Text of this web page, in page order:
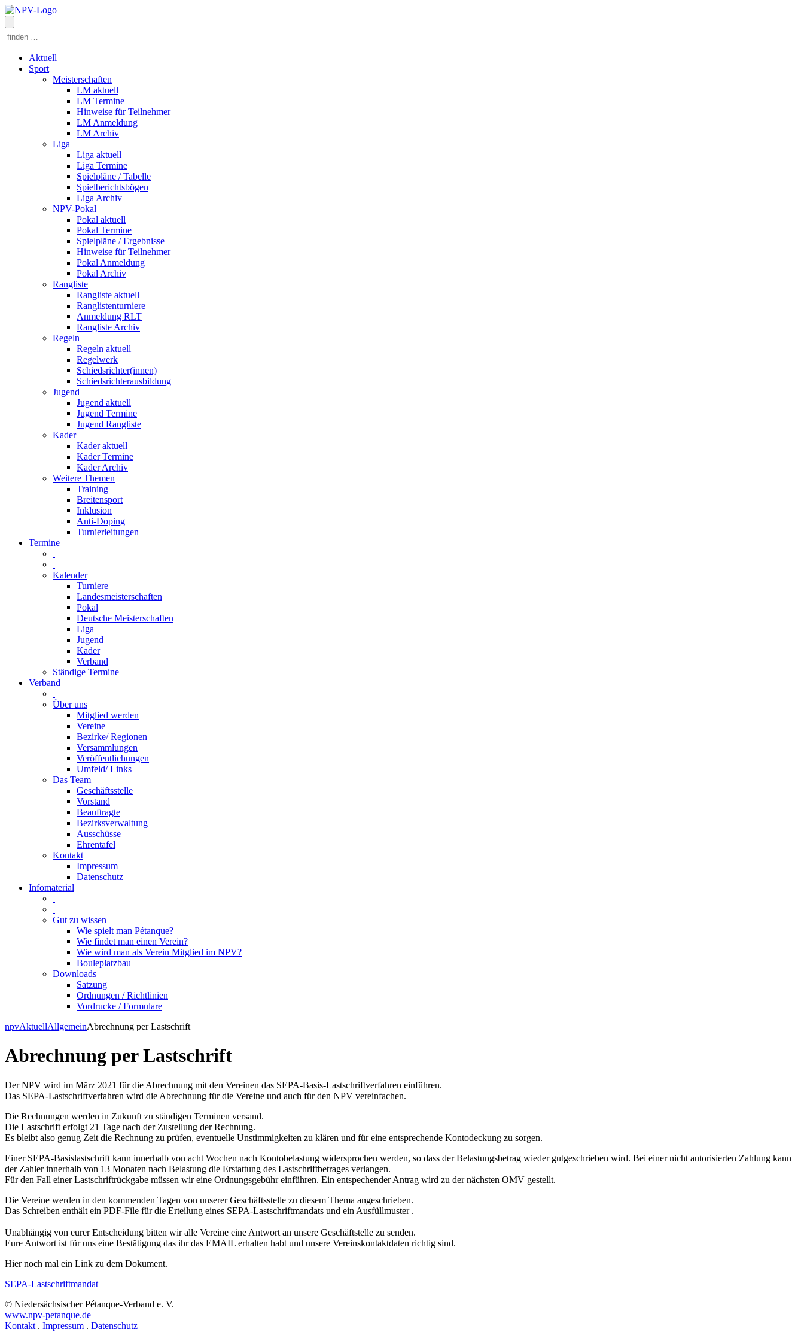
Aktuell
Sport
Meisterschaften
LM aktuell
LM Termine
Hinweise für Teilnehmer
LM Anmeldung
LM Archiv
Liga
Liga aktuell
Liga Termine
Spielpläne / Tabelle
Spielberichtsbögen
Liga Archiv
NPV-Pokal
Pokal aktuell
Pokal Termine
Spielpläne / Ergebnisse
Hinweise für Teilnehmer
Pokal Anmeldung
Pokal Archiv
Rangliste
Rangliste aktuell
Ranglistenturniere
Anmeldung RLT
Rangliste Archiv
Regeln
Regeln aktuell
Regelwerk
Schiedsrichter(innen)
Schiedsrichterausbildung
Jugend
Jugend aktuell
Jugend Termine
Jugend Rangliste
Kader
Kader aktuell
Kader Termine
Kader Archiv
Weitere Themen
Training
Breitensport
Inklusion
Anti-Doping
Turnierleitungen
Termine
Kalender
Turniere
Landesmeisterschaften
Pokal
Deutsche Meisterschaften
Liga
Jugend
Kader
Verband
Ständige Termine
Verband
Über uns
Mitglied werden
Vereine
Bezirke/ Regionen
Versammlungen
Veröffentlichungen
Umfeld/ Links
Das Team
Geschäftsstelle
Vorstand
Beauftragte
Bezirksverwaltung
Ausschüsse
Ehrentafel
Kontakt
Impressum
Datenschutz
Infomaterial
Gut zu wissen
Wie spielt man Pétanque?
Wie findet man einen Verein?
Wie wird man als Verein Mitglied im NPV?
Bouleplatzbau
Downloads
Satzung
Ordnungen / Richtlinien
Vordrucke / Formulare
Skip
content
npvAktuellAllgemeinAbrechnung per Lastschrift
Abrechnung per Lastschrift
Der NPV wird im März 2021 für die Abrechnung mit den Vereinen das SEPA-Basis-Lastschriftverfahren einführen.
Das SEPA-Lastschriftverfahren wird die Abrechnung für die Vereine und auch für den NPV vereinfachen.
Die Rechnungen werden in Zukunft zu ständigen Terminen versand.
Die Lastschrift erfolgt 21 Tage nach der Zustellung der Rechnung.
Es bleibt also genug Zeit die Rechnung zu prüfen, eventuelle Unstimmigkeiten zu klären und für eine entsprechende Kontodeckung zu sorgen.
Einer SEPA-Basislastschrift kann innerhalb von acht Wochen nach Kontobelastung widersprochen werden, so dass der Belastungsbetrag wieder gutgeschrieben wird. Bei einer nicht autorisierten Zahlung kann
der Zahler innerhalb von 13 Monaten nach Belastung die Erstattung des Lastschriftbetrages verlangen.
Für den Fall einer Lastschriftrückgabe müssen wir eine Ordnungsgebühr einführen. Ein entspechender Antrag wird zu der nächsten OMV gestellt.
Die Vereine werden in den kommenden Tagen von unserer Geschäftsstelle zu diesem Thema angeschrieben.
Das Schreiben enthält ein PDF-File für die Erteilung eines SEPA-Lastschriftmandats und ein Ausfüllmuster .
Unabhängig von eurer Entscheidung bitten wir alle Vereine eine Antwort an unsere Geschäftstelle zu senden.
Eure Antwort ist für uns eine Bestätigung das ihr das EMAIL erhalten habt und unsere Vereinskontaktdaten richtig sind.
Hier noch mal ein Link zu dem Dokument.
SEPA-Lastschriftmandat
© Niedersächsischer Pétanque-Verband e. V.
www.npv-petanque.de
Kontakt . Impressum . Datenschutz